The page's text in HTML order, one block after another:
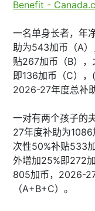
Benefit -
一名单身长者，年
助为543加币（A
贴267加币（B）
即136加币（C），
2026-27年度总补
一对有两个孩子的
27年度补助为
次性50%补贴533
外增加25%即272
805加币，2026-
（A+B+C）。